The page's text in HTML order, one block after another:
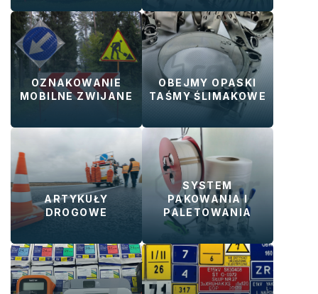
OZNAKOWANIE
MOBILNE ZWIJANE
OBEJMY OPASKI
TAŚMY ŚLIMAKOWE
ARTYKUŁY
DROGOWE
SYSTEM
PAKOWANIA I
PALETOWANIA